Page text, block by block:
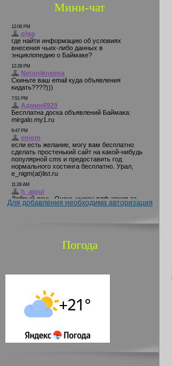
Мини-чат
Для добавления необходима авторизация
Погода